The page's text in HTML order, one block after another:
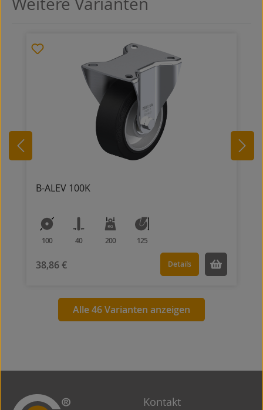
B-ALEV 100K
100 40 200 125
38,86 € Details
Alle 46 Varianten anzeigen
Kontakt